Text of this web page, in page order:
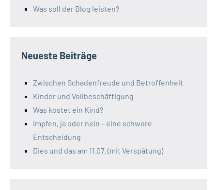
Was soll der Blog leisten?
Neueste Beiträge
Zwischen Schadenfreude und Betroffenheit
Kinder und Vollbeschäftigung
Was kostet ein Kind?
Impfen, ja oder nein – eine schwere
Entscheidung
Dies und das am 11.07. (mit Verspätung)